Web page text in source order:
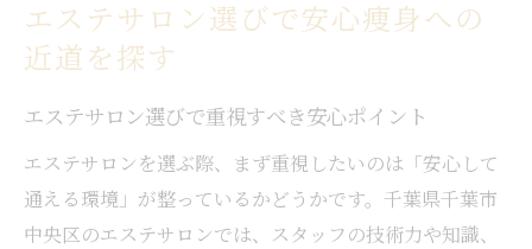
エステサロン選びで安心痩身への
近道を探す
エステサロン選びで重視すべき安心ポイント
エステサロンを選ぶ際、まず重視したいのは「安心して
通える環境」が整っているかどうかです。千葉県千葉市
中央区のエステサロンでは、スタッフの技術力や知識、